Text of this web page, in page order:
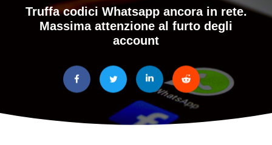
Truffa codici Whatsapp ancora in rete.
Massima attenzione al furto degli
account